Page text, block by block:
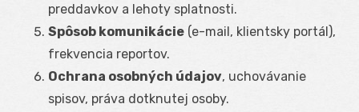
preddavkov a lehoty splatnosti.
Spôsob komunikácie (e-mail, klientsky portál),
frekvencia reportov.
Ochrana osobných údajov, uchovávanie
spisov, práva dotknutej osoby.